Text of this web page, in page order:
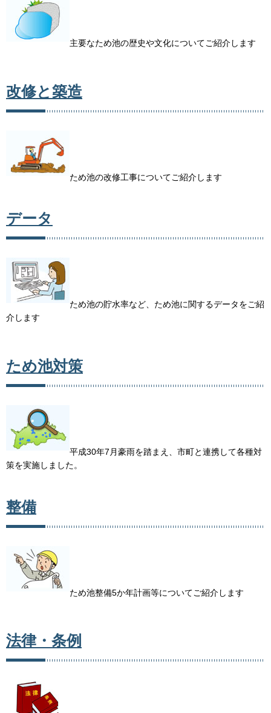
主要なため池の歴史や文化についてご紹介します
改修と築造
ため池の改修工事についてご紹介します
データ
ため池の貯水率など、ため池に関するデータをご紹
介します
ため池対策
平成30年7月豪雨を踏まえ、市町と連携して各種対
策を実施しました。
整備
ため池整備5か年計画等についてご紹介します
法律・条例